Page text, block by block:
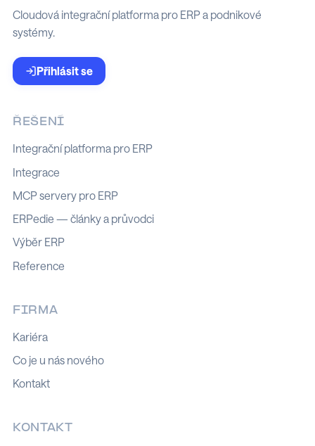
Cloudová integrační platforma pro ERP a podnikové
systémy.
Přihlásit se
ŘEŠENÍ
Integrační platforma pro ERP
Integrace
MCP servery pro ERP
ERPedie — články a průvodci
Výběr ERP
Reference
FIRMA
Kariéra
Co je u nás nového
Kontakt
KONTAKT